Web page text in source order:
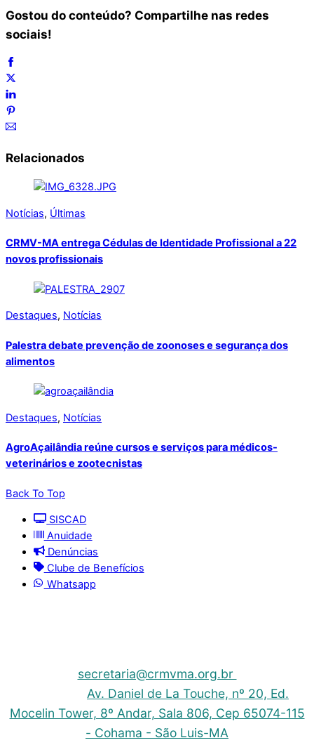
Gostou do conteúdo? Compartilhe nas redes
sociais!
Relacionados
Notícias, Últimas
CRMV-MA entrega Cédulas de Identidade Profissional a 22
novos profissionais
Destaques, Notícias
Palestra debate prevenção de zoonoses e segurança dos
alimentos
Destaques, Notícias
AgroAçailândia reúne cursos e serviços para médicos-
veterinários e zootecnistas
Back To Top
SISCAD
Anuidade
Denúncias
Clube de Benefícios
Whatsapp
secretaria@crmvma.org.br
Av. Daniel de La Touche, nº 20, Ed.
Mocelin Tower, 8º Andar, Sala 806, Cep 65074-115
- Cohama - São Luis-MA